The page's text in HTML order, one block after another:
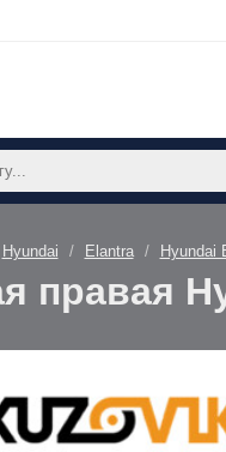
Hyundai Elantra Hyundai
правая